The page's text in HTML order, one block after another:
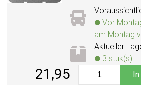
Vor
am Montag
Aktueller
3 stuk(s)
21,95 +
- In